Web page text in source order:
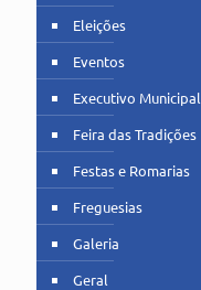
Eleições
Eventos
Executivo Municipal
Feira das Tradições
Festas e Romarias
Freguesias
Galeria
Geral